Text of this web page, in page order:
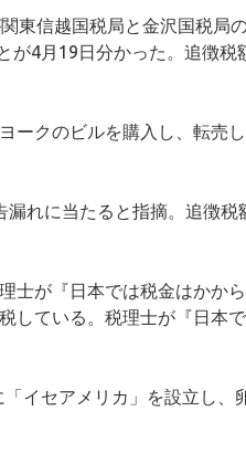
東信越国税局と金沢国税局
が4月19日分かった。追徴税
ークのビルを購入し、転売
れに当たると指摘。追徴税
士が『日本では税金はかか
している。税理士が『日本
イセアメリカ」を設立し、